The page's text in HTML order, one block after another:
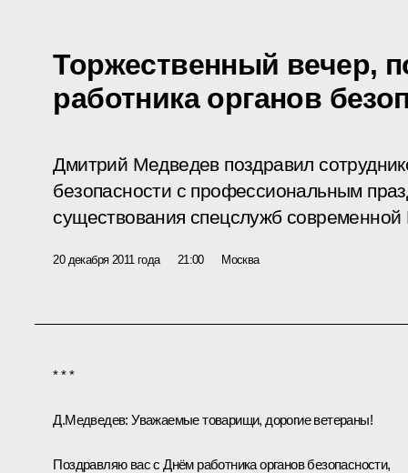
Торжественный вечер,
работника органов
Дмитрий Медведев поздравил
безопасности с профессиональным
существования спецслужб современной
20 декабря 2011 года 21:00 Москва
* * *
Д.Медведев: Уважаемые товарищи, дорогие ветераны!
Поздравляю вас с Днём работника органов безопасности,